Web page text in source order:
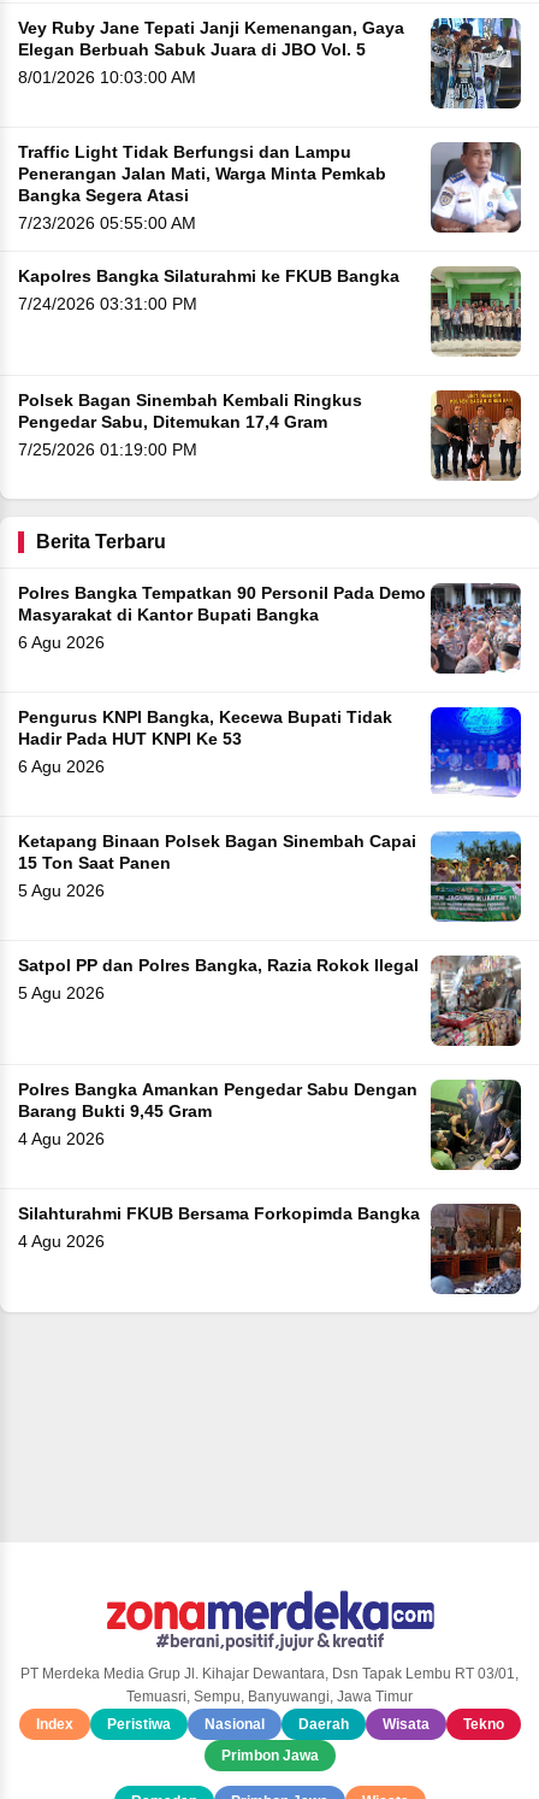
Vey Ruby Jane Tepati Janji Kemenangan, Gaya
Elegan Berbuah Sabuk Juara di JBO Vol. 5
8/01/2026 10:03:00 AM
Traffic Light Tidak Berfungsi dan Lampu
Penerangan Jalan Mati, Warga Minta Pemkab
Bangka Segera Atasi
7/23/2026 05:55:00 AM
Kapolres Bangka Silaturahmi ke FKUB Bangka
7/24/2026 03:31:00 PM
Polsek Bagan Sinembah Kembali Ringkus
Pengedar Sabu, Ditemukan 17,4 Gram
7/25/2026 01:19:00 PM
Berita Terbaru
Polres Bangka Tempatkan 90 Personil Pada Demo
Masyarakat di Kantor Bupati Bangka
6 Agu 2026
Pengurus KNPI Bangka, Kecewa Bupati Tidak
Hadir Pada HUT KNPI Ke 53
6 Agu 2026
Ketapang Binaan Polsek Bagan Sinembah Capai
15 Ton Saat Panen
5 Agu 2026
Satpol PP dan Polres Bangka, Razia Rokok Ilegal
5 Agu 2026
Polres Bangka Amankan Pengedar Sabu Dengan
Barang Bukti 9,45 Gram
4 Agu 2026
Silahturahmi FKUB Bersama Forkopimda Bangka
4 Agu 2026
PT Merdeka Media Grup Jl. Kihajar Dewantara, Dsn Tapak Lembu RT 03/01,
Temuasri, Sempu, Banyuwangi, Jawa Timur
Index
Peristiwa Nasional Daerah Wisata
Tekno
Primbon Jawa